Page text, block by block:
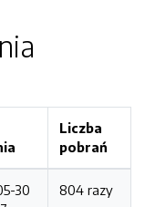
Liczba
pobrań
30
804 razy